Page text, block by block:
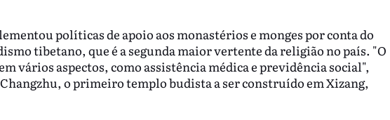
políticas de apoio aos monastérios e monges por conta do
tibetano, que é a segunda maior vertente da religião no país. "O
vários aspectos, como assistência médica e previdência social",
o primeiro templo budista a ser construído em Xizang,